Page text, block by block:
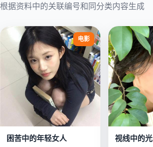
根据资料中的关联编号和同分类内容生成
电影
困苦中的年轻女人 视线中的光